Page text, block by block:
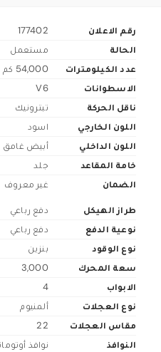
رقم الاعلان
177402
الحالة
مستعمل
عدد الكيلومترات
54,000 كم
الاسطوانات
V6
ناقل الحركة
تبترونيك
اللون الخارجي
اسود
اللون الداخلي
أبيض غامق
خامة المقاعد
جلد
الضمان
غير معروف
طراز الهيكل
دفع رباعي
نوعية الدفع
دفع رباعي
نوع الوقود
بنزين
سعة المحرك
3,000
الابواب
4
نوع العجلات
ألمنيوم
مقاس العجلات
22
النوافذ
نوافذ